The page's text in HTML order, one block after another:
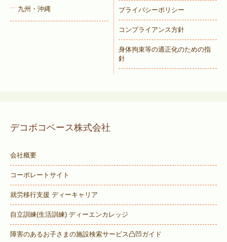
九州・沖縄
プライバシーポリシー
コンプライアンス方針
身体拘束等の適正化のための指
針
デコボコベース株式会社
会社概要
コーポレートサイト
就労移行支援 ディーキャリア
自立訓練(生活訓練) ディーエンカレッジ
障害のあるお子さまの施設検索サービス凸凹ガイド